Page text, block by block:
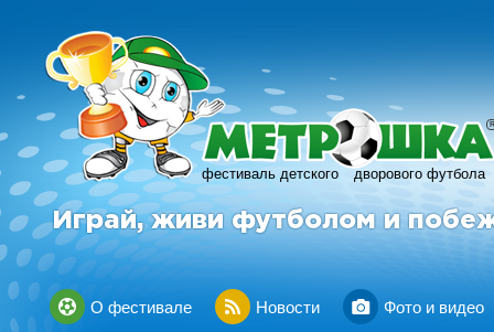
фестиваль детского дворового футбола
R
Играй, живи футболом и
О фестивале Новости Фото и видео